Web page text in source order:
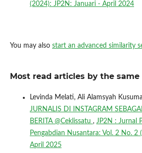
(2024): JP2N: Januari - April 2024
You may also start an advanced similarity
Most read articles by the same
Levinda Melati, Ali Alamsyah
JURNALIS DI INSTAGRAM
BERITA @Ceklissatu , JP2N : Jurnal
Pengabdian Nusantara: Vol. 2 No. 2
April 2025